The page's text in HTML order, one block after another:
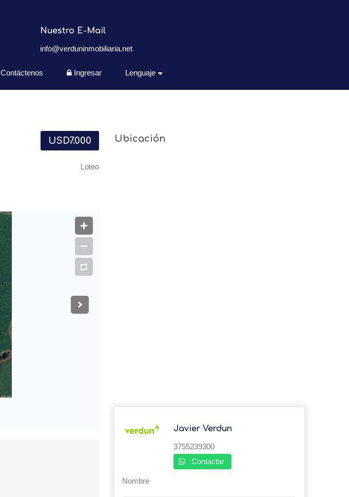
Nuestro E-Mail
info@verduninmobiliaria.net
Contáctenos Ingresar Lenguaje
USD7.000
Loteo
Ubicación
Javier Verdun
3755239300
Contactar
Nombre